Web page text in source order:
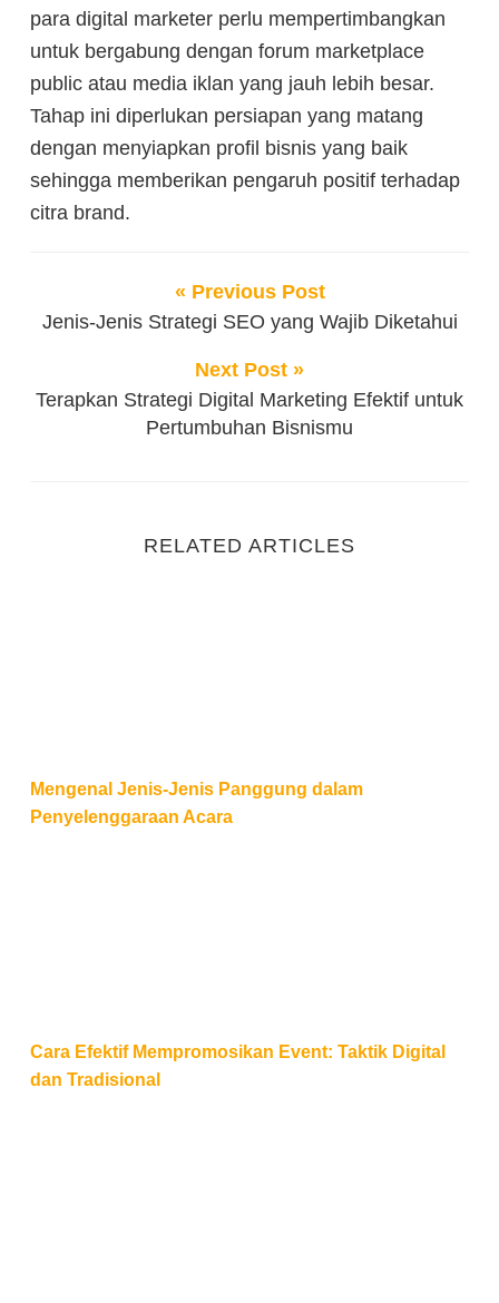
para digital marketer perlu mempertimbangkan
untuk bergabung dengan forum marketplace
public atau media iklan yang jauh lebih besar.
Tahap ini diperlukan persiapan yang matang
dengan menyiapkan profil bisnis yang baik
sehingga memberikan pengaruh positif terhadap
citra brand.
« Previous Post
Jenis-Jenis Strategi SEO yang Wajib Diketahui
Next Post »
Terapkan Strategi Digital Marketing Efektif untuk
Pertumbuhan Bisnismu
RELATED ARTICLES
Mengenal Jenis-Jenis Panggung dalam
Penyelenggaraan Acara
Cara Efektif Mempromosikan Event: Taktik Digital
dan Tradisional